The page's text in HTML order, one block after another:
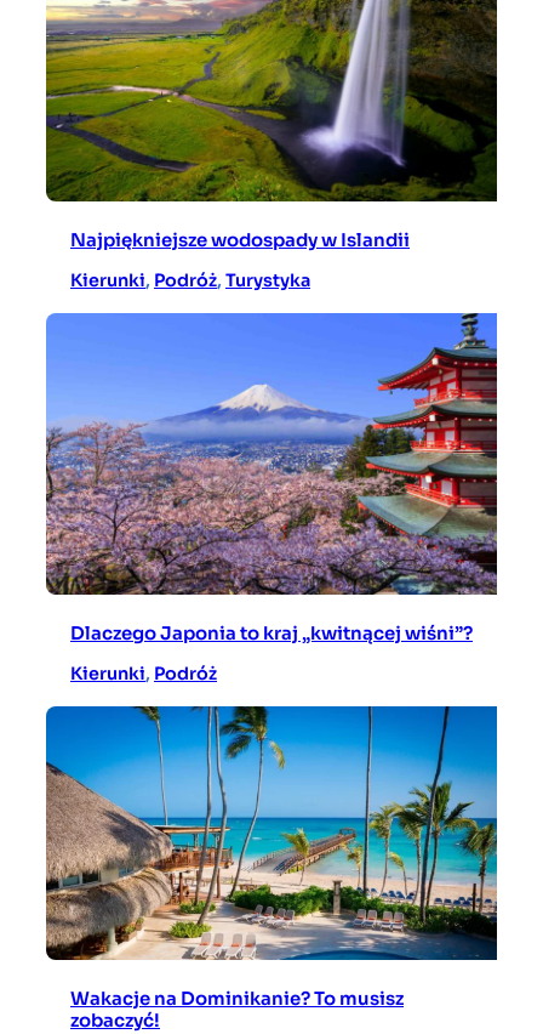
Najpiękniejsze wodospady w Islandii
Kierunki, Podróż, Turystyka
Dlaczego Japonia to kraj „kwitnącej wiśni”?
Kierunki, Podróż
Wakacje na Dominikanie? To musisz
zobaczyć!